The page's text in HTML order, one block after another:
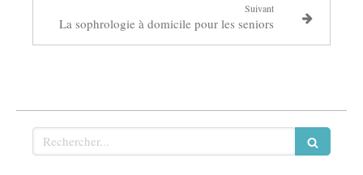
Suivant
La sophrologie à domicile pour les seniors
Rechercher